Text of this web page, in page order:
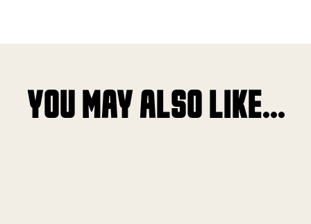
YOU MAY ALSO LIKE...